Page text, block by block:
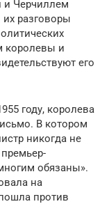
и Черчиллем
разговоры
королевы и
его
году, королева
В котором
никогда не
обязаны».
на
против